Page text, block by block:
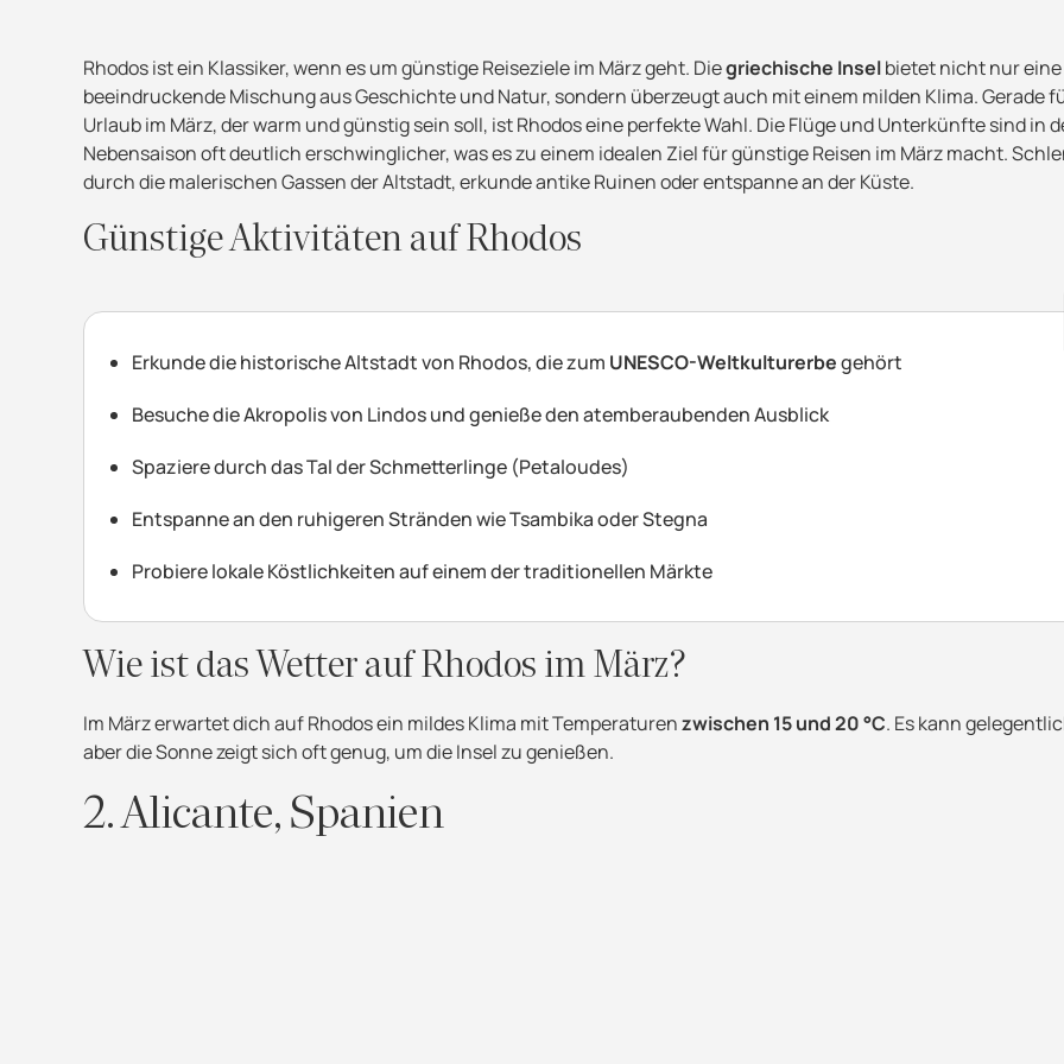
Rhodos ist ein Klassiker, wenn es um günstige Reiseziele im März geht. Diegriechische Inselbietet nicht nur eine
beeindruckende Mischung aus Geschichte und Natur, sondern überzeugt auch mit einem milden Klima. Gerade
Urlaub im März, der warm und günstig sein soll, ist Rhodos eine perfekte Wahl. Die Flüge und Unterkünfte sind in
Nebensaison oft deutlich erschwinglicher, was es zu einem idealen Ziel für günstige Reisen im März macht.
durch die malerischen Gassen der Altstadt, erkunde antike Ruinen oder entspanne an der Küste.
Günstige Aktivitäten auf Rhodos
Erkunde die historische Altstadt von Rhodos, die zum UNESCO-Weltkulturerbegehört
Besuche die Akropolis von Lindos und genieße den atemberaubenden Ausblick
Spaziere durch das Tal der Schmetterlinge (Petaloudes)
Entspanne an den ruhigeren Stränden wie Tsambika oder Stegna
Probiere lokale Köstlichkeiten auf einem der traditionellen Märkte
Wie ist das Wetter auf Rhodos im März?
Im März erwartet dich auf Rhodos ein mildes Klima mit Temperaturenzwischen 15 und 20 °C. Es kann
aber die Sonne zeigt sich oft genug, um die Insel zu genießen.
2. Alicante, Spanien